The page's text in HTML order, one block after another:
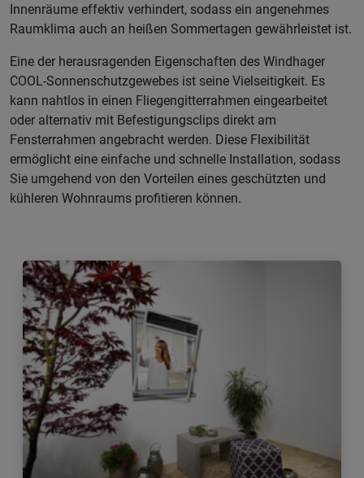
Innenräume effektiv verhindert, sodass ein angenehmes
Raumklima auch an heißen Sommertagen gewährleistet ist.
Eine der herausragenden Eigenschaften des Windhager
COOL-Sonnenschutzgewebes ist seine Vielseitigkeit. Es
kann nahtlos in einen Fliegengitterrahmen eingearbeitet
oder alternativ mit Befestigungsclips direkt am
Fensterrahmen angebracht werden. Diese Flexibilität
ermöglicht eine einfache und schnelle Installation, sodass
Sie umgehend von den Vorteilen eines geschützten und
kühleren Wohnraums profitieren können.